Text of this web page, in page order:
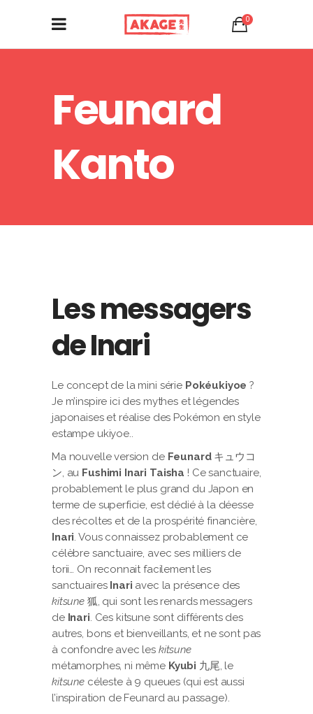
0
Feunard
Kanto
Les messagers
de Inari
Le concept de la mini série Pokéukiyoe ?
Je m’inspire ici des mythes et légendes
japonaises et réalise des Pokémon en style
estampe ukiyoe..
Ma nouvelle version de Feunardキュウコ
ン, au Fushimi Inari Taisha ! Ce sanctuaire,
probablement le plus grand du Japon en
terme de superficie, est dédié à la déesse
des récoltes et de la prospérité financière,
Inari. Vous connaissez probablement ce
célèbre sanctuaire, avec ses milliers de
torii… On reconnait facilement les
sanctuaires Inari avec la présence des
kitsune狐, qui sont les renards messagers
de Inari. Ces kitsune sont différents des
autres, bons et bienveillants, et ne sont pas
à confondre avec les kitsune
métamorphes, ni même Kyubi 九尾, le
kitsunecéleste à 9 queues (qui est aussi
l’inspiration de Feunard au passage).